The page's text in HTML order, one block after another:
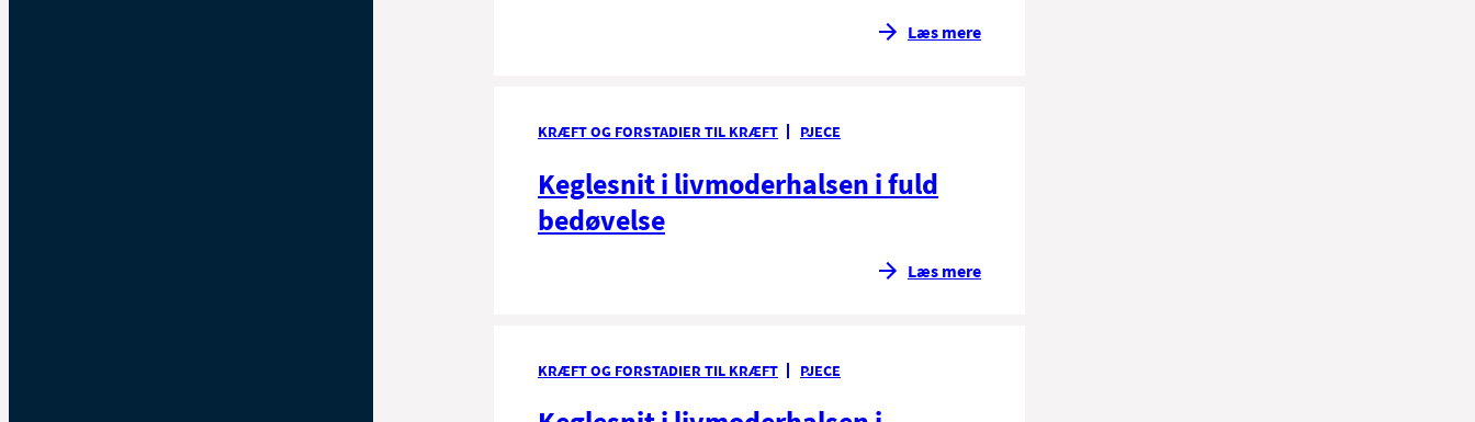
Læs mere
KRÆFT OG FORSTADIER TIL KRÆFT PJECE
Keglesnit i livmoderhalsen i fuld
bedøvelse
Læs mere
KRÆFT OG FORSTADIER TIL KRÆFT PJECE